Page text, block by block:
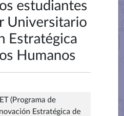
estudiantes
Universitario
Estratégica
Humanos
(Programa de
Estratégica de